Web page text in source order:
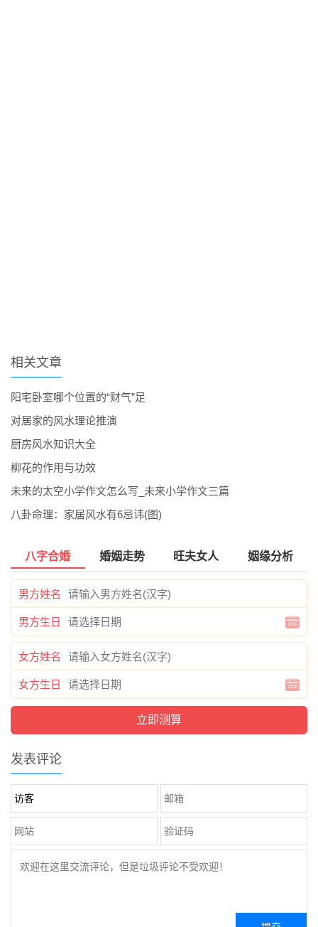
相关文章
阳宅卧室哪个位置的“财气”足
对居家的风水理论推演
厨房风水知识大全
柳花的作用与功效
未来的太空小学作文怎么写_未来小学作文三篇
八卦命理：家居风水有6忌讳(图)
八字合婚 婚姻走势 旺夫女人 姻缘分析
男方姓名
男方生日
女方姓名
女方生日
发表评论